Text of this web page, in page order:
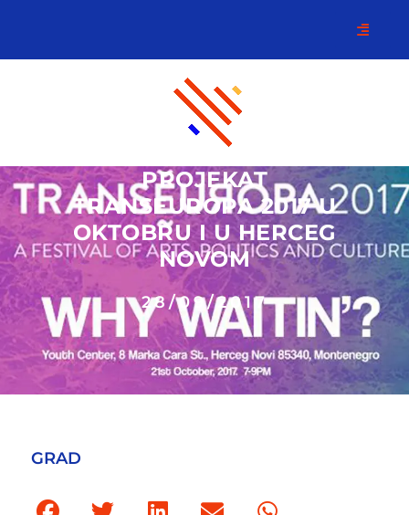
PROJEKAT
TRANSEUROPA 2017 U
OKTOBRU I U HERCEG
NOVOM
28/09/2017
GRAD